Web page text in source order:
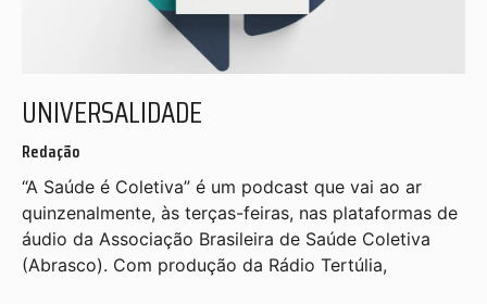
UNIVERSALIDADE
Redação
“A Saúde é Coletiva” é um podcast que vai ao ar
quinzenalmente, às terças-feiras, nas plataformas de
áudio da Associação Brasileira de Saúde Coletiva
(Abrasco). Com produção da Rádio Tertúlia,